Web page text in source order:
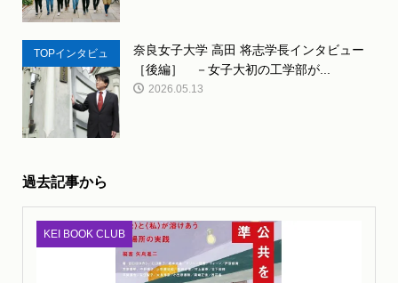
TOPインタビュ
ー
奈良女子大学 高田 将志学長インタビュー
［後編］ －女子大初の工学部が...
2026.05.13
過去記事から
KEI BOOK CLUB